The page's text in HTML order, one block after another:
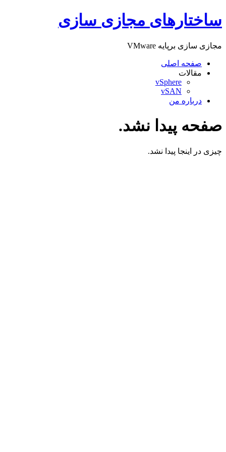
پرش
به
ساختارهای مجازی سازی
مجازی سازی برپایه VMware
صفحه اصلی
مقالات
vSphere
vSAN
درباره من
صفحه پیدا نشد.
چیزی در اینجا پیدا نشد.